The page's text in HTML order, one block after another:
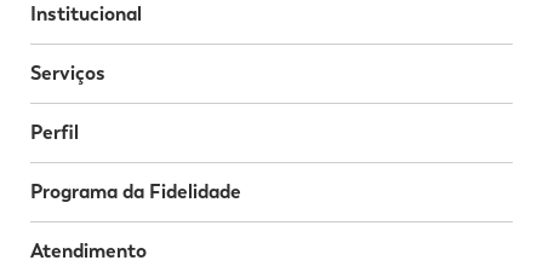
Institucional
Serviços
Perfil
Programa da Fidelidade
Atendimento